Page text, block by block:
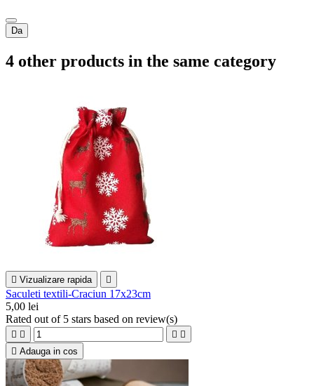
Da
4 other products in the same category
 Vizualizare rapida 
Saculeti textili-Craciun 17x23cm
5,00 lei
Rated out of 5 stars based on review(s)
   
 Adauga in cos